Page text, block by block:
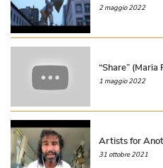
2 maggio 2022
“Share” (Maria
1 maggio 2022
Artists for
31 ottobre 2021